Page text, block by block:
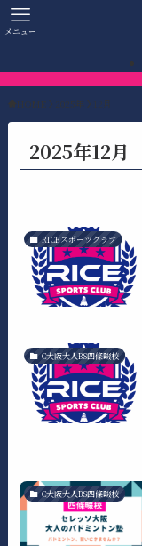
メニュー
HOME 2025年 12月
2025年12月
RICEスポーツクラブ
C大阪大人BS四條畷校
C大阪大人BS四條畷校